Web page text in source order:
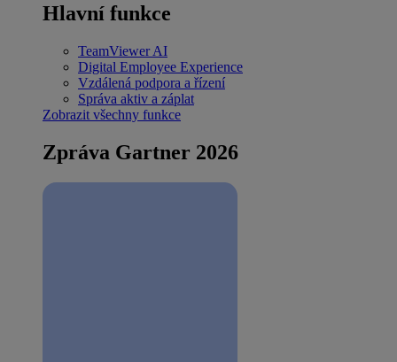
Hlavní funkce
TeamViewer AI
Digital Employee Experience
Vzdálená podpora a řízení
Správa aktiv a záplat
Zobrazit všechny funkce
Zpráva Gartner 2026